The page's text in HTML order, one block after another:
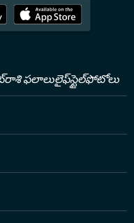
రాశి ఫలాలులైఫ్‌స్టైల్ఫోటోలు